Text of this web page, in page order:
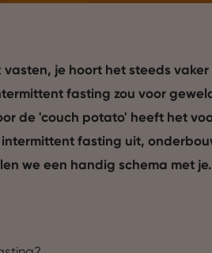
je hoort het steeds
fasting zou voor
de 'couch potato' heeft het
fasting uit,
we een handig schema met je.